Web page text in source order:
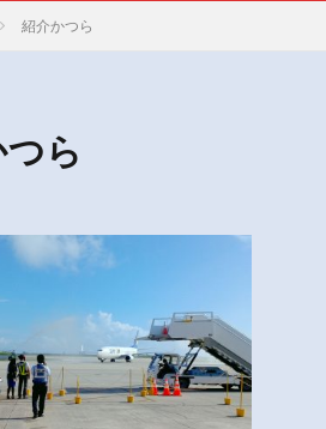
紹介かつら
ら